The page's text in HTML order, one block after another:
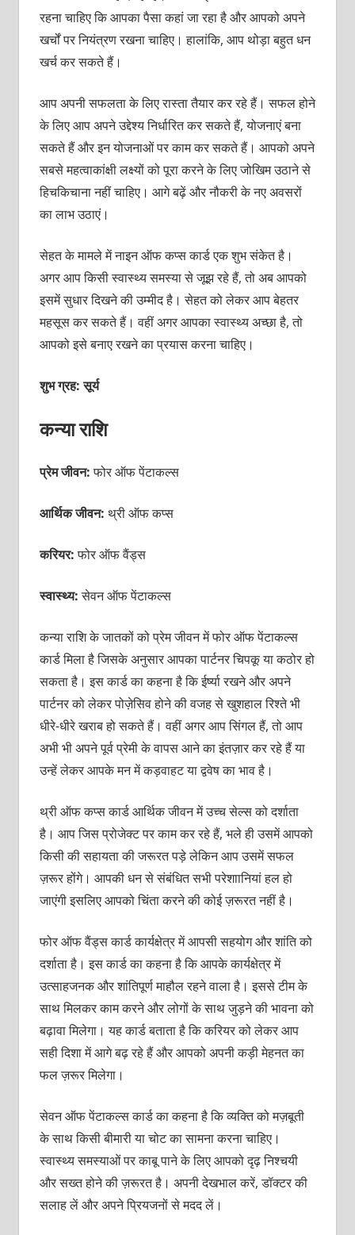
रहना चाहिए कि आपका पैसा कहां जा रहा है और आपको अपने
खर्चों पर नियंत्रण रखना चाहिए। हालांकि, आप थोड़ा बहुत धन
खर्च कर सकते हैं।
आप अपनी सफलता के लिए रास्‍ता तैयार कर रहे हैं। सफल होने
के लिए आप अपने उद्देश्‍य निर्धारित कर सकते हैं, योजनाएं बना
सकते हैं और इन योजनाओं पर काम कर सकते हैं। आपको अपने
सबसे महत्‍वाकांक्षी लक्ष्‍यों को पूरा करने के लिए जोखिम उठाने से
हिचकिचाना नहीं च‍ाहिए। आगे बढ़ें और नौकरी के नए अवसरों
का लाभ उठाएं।
सेहत के मामले में नाइन ऑफ कप्‍स कार्ड एक शुभ संकेत है।
अगर आप किसी स्‍वास्‍थ्‍य समस्‍या से जूझ रहे हैं, तो अब आपको
इसमें सुधार दिखने की उम्‍मीद है। सेहत को लेकर आप बेहतर
महसूस कर सकते हैं। वहीं अगर आपका स्‍वास्‍थ्‍य अच्‍छा है, तो
आपको इसे बनाए रखने का प्रयास करना चाहिए।
शुभ ग्रह: सूर्य
कन्या राशि
प्रेम जीवन:फोर ऑफ पेंटाकल्‍स
आर्थिक जीवन: थ्री ऑफ कप्‍स
करियर:फोर ऑफ वैंड्स
स्वास्थ्य:सेवन ऑफ पेंटाकल्‍स
कन्‍या राशि के जातकों को प्रेम जीवन में फोर ऑफ पेंटाकल्‍स
कार्ड मिला है जिसके अनुसार आपका पार्टनर चिपकू या कठोर हो
सकता है। इस कार्ड का कहना है कि ईर्ष्‍या रखने और अपने
पार्टनर को लेकर पोज़ेसिव होने की वजह से खुशहाल रिश्‍ते भी
धीरे-धीरे खराब हो सकते हैं। वहीं अगर आप सिंगल हैं, तो आप
अभी भी अपने पूर्व प्रेमी के वापस आने का इंतज़ार कर रहे हैं या
उन्‍हें लेकर आपके मन में कड़वाहट या द्ववेष का भाव है।
थ्री ऑफ कप्‍स कार्ड आर्थिक जीवन में उच्‍च सेल्‍स को दर्शाता
है। आप जिस प्रोजेक्‍ट पर काम कर रहे हैं, भले ही उसमें आपको
किसी की सहायता की जरूरत पड़े लेकिन आप उसमें सफल
ज़रूर होंगे। आपकी धन से संबंधित सभी परेशाानियां हल हो
जाएंगी इसलिए आपको चिंता करने की कोई ज़रूरत नहीं है।
फोर ऑफ वैंड्स कार्ड कार्यक्षेत्र में आपसी सहयोग और शांति को
दर्शाता है। इस कार्ड का कहना है कि आपके कार्यक्षेत्र में
उत्‍साहजनक और शांतिपूर्ण माहौल रहने वाला है। इससे टीम के
साथ मिलकर काम करने और लोगों के साथ जुड़ने की भावना को
बढ़ावा मिलेगा। यह कार्ड बताता है कि करियर को लेकर आप
सही दिशा में आगे बढ़ रहे हैं और आपको अपनी कड़ी मेहनत का
फल ज़रूर मिलेगा।
सेवन ऑफ पेंटाकल्स कार्ड का कहना है कि व्‍यक्‍ति को मज़बूती
के साथ किसी बीमारी या चोट का सामना करना चाहिए।
स्‍वास्‍थ्‍य समस्‍याओं पर काबू पाने के लिए आपको दृढ़ निश्‍चयी
और सख्‍त होने की ज़रूरत है। अपनी देखभाल करें, डॉक्‍टर की
सलाह लें और अपने प्रियजनों से मदद लें।